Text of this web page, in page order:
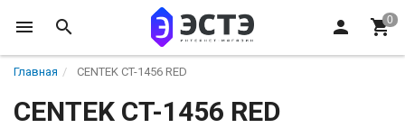
Главная CENTEK CT-1456 RED
CENTEK CT-1456 RED